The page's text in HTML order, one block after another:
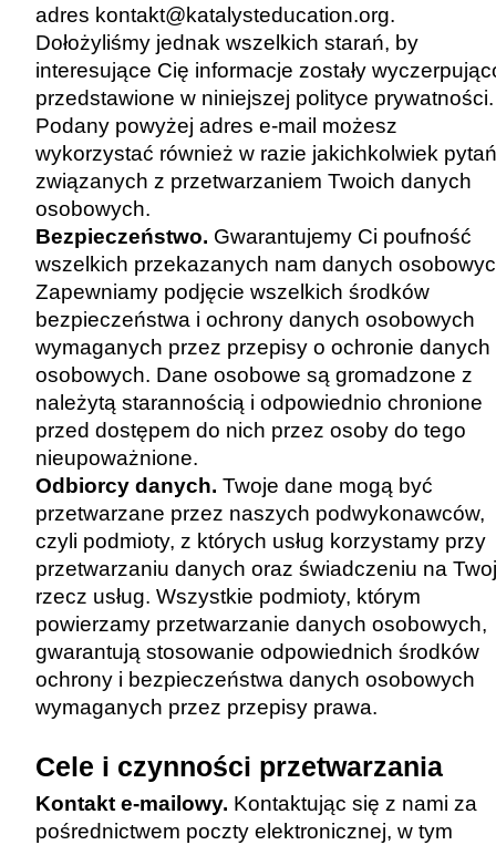
adres kontakt@katalysteducation.org.
Dołożyliśmy jednak wszelkich starań, by
interesujące Cię informacje zostały
przedstawione w niniejszej polityce prywatności.
Podany powyżej adres e-mail możesz
wykorzystać również w razie jakichkolwiek pytań
związanych z przetwarzaniem Twoich danych
osobowych.
Bezpieczeństwo. Gwarantujemy Ci poufność
wszelkich przekazanych nam danych
Zapewniamy podjęcie wszelkich środków
bezpieczeństwa i ochrony danych osobowych
wymaganych przez przepisy o ochronie danych
osobowych. Dane osobowe są gromadzone z
należytą starannością i odpowiednio chronione
przed dostępem do nich przez osoby do tego
nieupoważnione.
Odbiorcy danych. Twoje dane mogą być
przetwarzane przez naszych podwykonawców,
czyli podmioty, z których usług korzystamy przy
przetwarzaniu danych oraz świadczeniu na
rzecz usług. Wszystkie podmioty, którym
powierzamy przetwarzanie danych osobowych,
gwarantują stosowanie odpowiednich środków
ochrony i bezpieczeństwa danych osobowych
wymaganych przez przepisy prawa.
Cele i czynności przetwarzania
Kontakt e-mailowy. Kontaktując się z nami za
pośrednictwem poczty elektronicznej, w tym